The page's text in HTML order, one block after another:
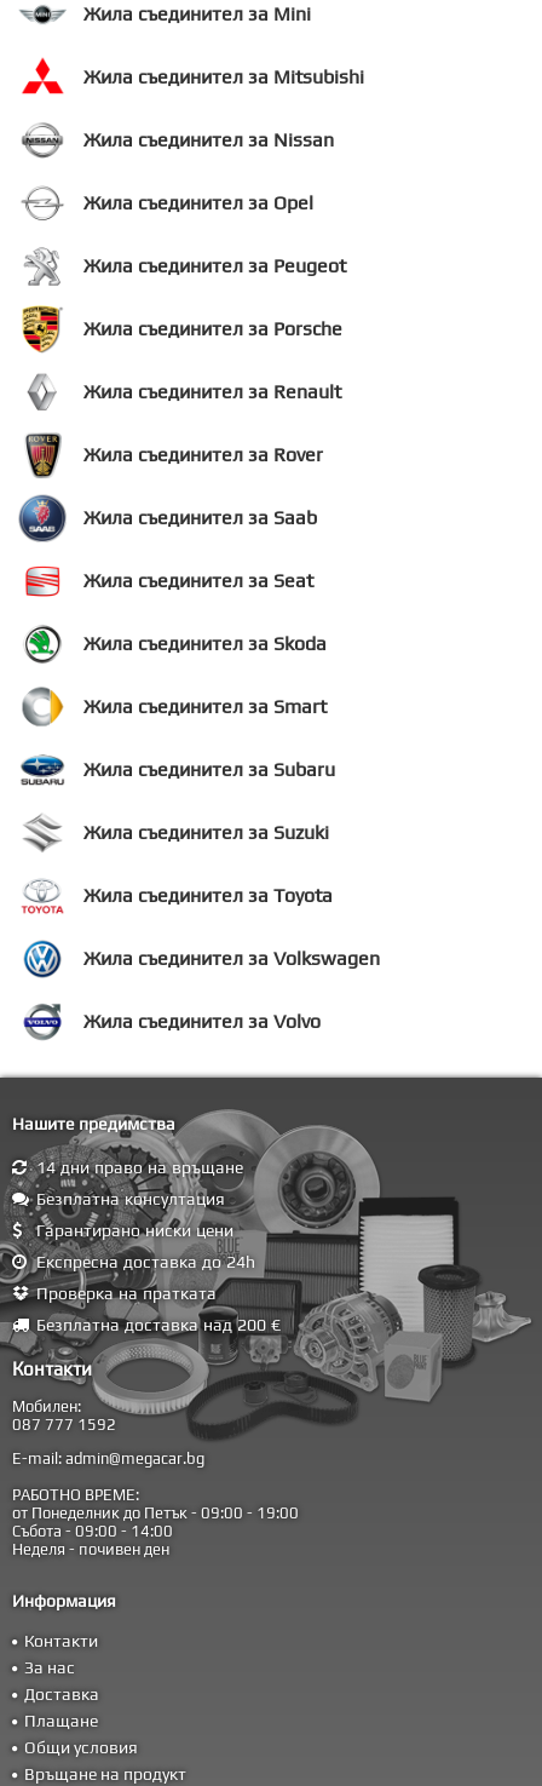
Жила съединител за Mini
Жила съединител за Mitsubishi
Жила съединител за Nissan
Жила съединител за Opel
Жила съединител за Peugeot
Жила съединител за Porsche
Жила съединител за Renault
Жила съединител за Rover
Жила съединител за Saab
Жила съединител за Seat
Жила съединител за Skoda
Жила съединител за Smart
Жила съединител за Subaru
Жила съединител за Suzuki
Жила съединител за Toyota
Жила съединител за Volkswagen
Жила съединител за Volvo
Нашите предимства
14 дни право на връщане
Безплатна консултация
Гарантирано ниски цени
Експресна доставка до 24h
Проверка на пратката
Безплатна доставка над 200 €
Контакти
Мобилен:
087 777 1592
E-mail: admin@megacar.bg
РАБОТНО ВРЕМЕ:
от Понеделник до Петък - 09:00 - 19:00
Събота - 09:00 - 14:00
Неделя - почивен ден
Информация
Контакти
За нас
Доставка
Плащане
Общи условия
Връщане на продукт